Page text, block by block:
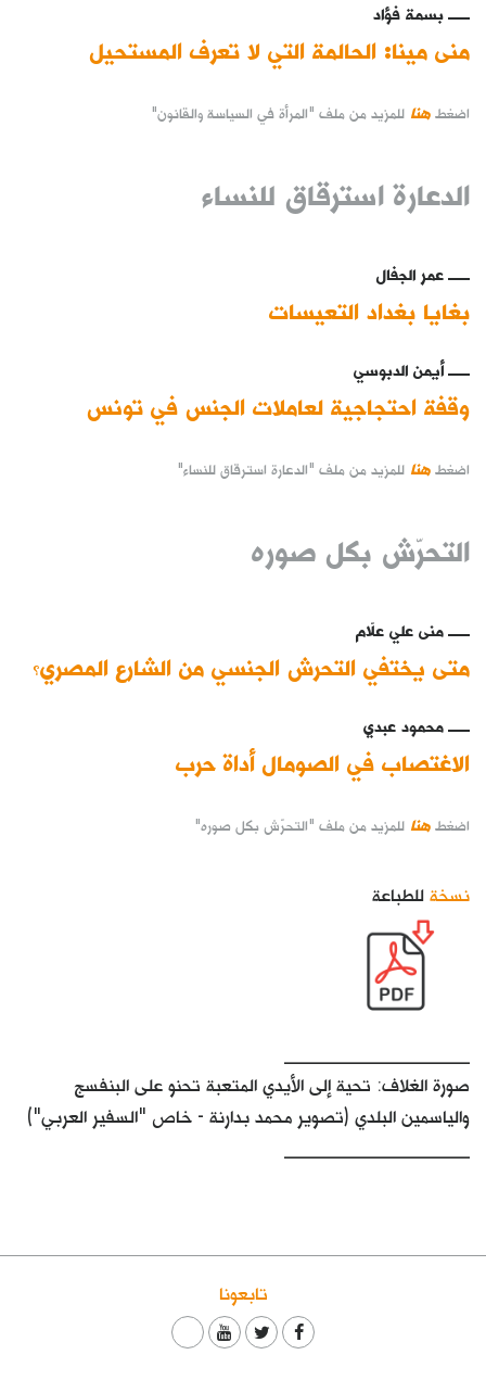
بسمة فؤاد
منى مينا: الحالمة التي لا تعرف المستحيل
اضغط هنا للمزيد من ملف "المرأة في السياسة والقانون"
الدعارة استرقاق للنساء
عمر الجفال
بغايا بغداد التعيسات
أيمن الدبوسي
وقفة احتجاجية لعاملات الجنس في تونس
اضغط هنا للمزيد من ملف "الدعارة استرقاق للنساء"
التحرّش بكل صوره
منى علي علّام
متى يختفي التحرش الجنسي من الشارع المصري؟
محمود عبدي
الاغتصاب في الصومال أداة حرب
اضغط هنا للمزيد من ملف "التحرّش بكل صوره"
نسخة للطباعة
صورة الغلاف: تحية إلى الأيدي المتعبة تحنو على البنفسج
والياسمين البلدي (تصوير محمد بدارنة - خاص "السفير العربي")
تابعونا